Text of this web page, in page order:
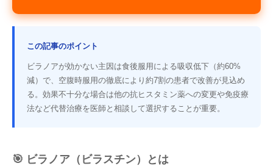
この記事のポイント
ビラノアが効かない主因は食後服用による吸収低下（約60%
減）で、空腹時服用の徹底により約7割の患者で改善が見込め
る。効果不十分な場合は他の抗ヒスタミン薬への変更や免疫療
法など代替治療を医師と相談して選択することが重要。
🎯 ビラノア（ビラスチン）とは